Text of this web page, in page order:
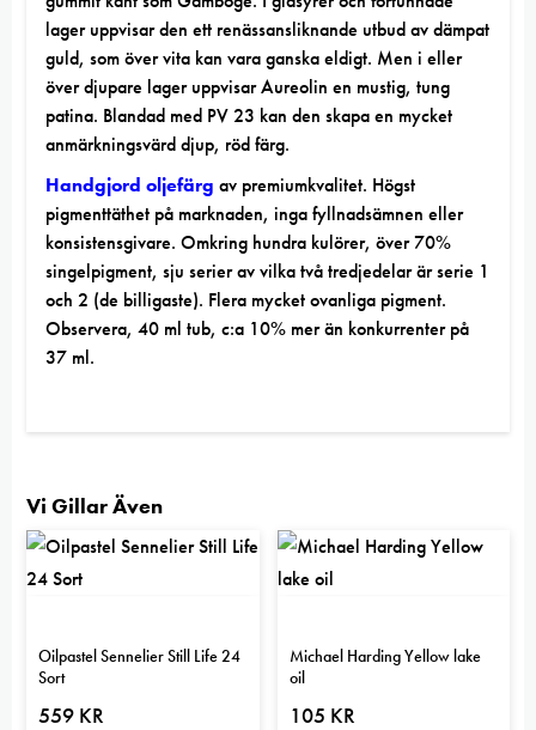
lager uppvisar den ett renässansliknande utbud av dämpat
guld, som över vita kan vara ganska eldigt. Men i eller
över djupare lager uppvisar Aureolin en mustig, tung
patina. Blandad med PV 23 kan den skapa en mycket
anmärkningsvärd djup, röd färg.
Handgjord oljefärg av premiumkvalitet. Högst
pigmenttäthet på marknaden, inga fyllnadsämnen eller
konsistensgivare. Omkring hundra kulörer, över 70%
singelpigment, sju serier av vilka två tredjedelar är serie 1
och 2 (de billigaste). Flera mycket ovanliga pigment.
Observera, 40 ml tub, c:a 10% mer än konkurrenterpå
37 ml.
Vi Gillar Även
Oilpastel Sennelier Still Life 24
Sort
559 KR
Michael Harding Yellow lake
oil
105 KR